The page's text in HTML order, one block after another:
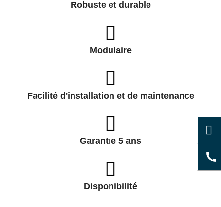
Robuste et durable
Modulaire
Facilité d'installation et de maintenance
Garantie 5 ans
Disponibilité